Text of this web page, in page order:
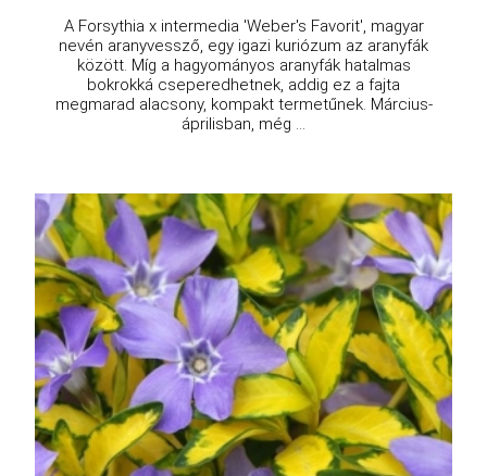
A Forsythia x intermedia 'Weber's Favorit', magyar
nevén aranyvessző, egy igazi kuriózum az aranyfák
között. Míg a hagyományos aranyfák hatalmas
bokrokká cseperedhetnek, addig ez a fajta
megmarad alacsony, kompakt termetűnek. Március-
áprilisban, még ...